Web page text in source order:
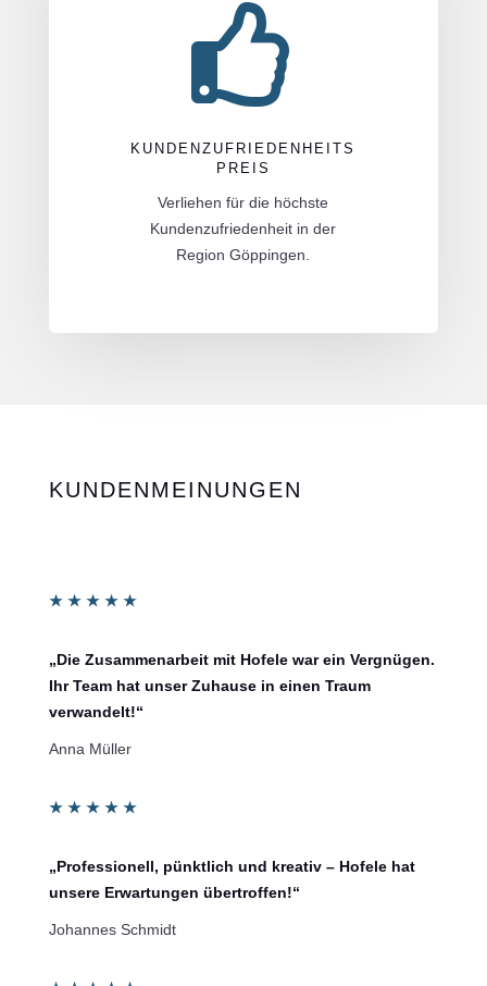

KUNDENZUFRIEDENHEITS
PREIS
Verliehen für die höchste
Kundenzufriedenheit in der
Region Göppingen.
KUNDENMEINUNGEN
★ ★ ★ ★ ★
„Die Zusammenarbeit mit Hofele war ein Vergnügen.
Ihr Team hat unser Zuhause in einen Traum
verwandelt!“
Anna Müller
★ ★ ★ ★ ★
„Professionell, pünktlich und kreativ – Hofele hat
unsere Erwartungen übertroffen!“
Johannes Schmidt